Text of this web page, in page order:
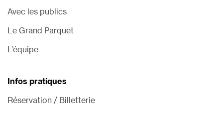
Avec les publics
Le Grand Parquet
L’équipe
Infos pratiques
Réservation / Billetterie